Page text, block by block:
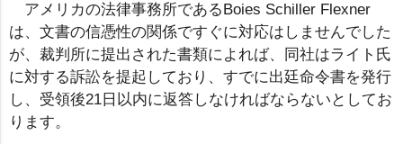
アメリカの法律事務所であるBoies Schiller Flexner
は、文書の信憑性の関係ですぐに対応はしませんでした
が、裁判所に提出された書類によれば、同社はライト氏
に対する訴訟を提起しており、すでに出廷命令書を発行
し、受領後21日以内に返答しなければならないとしてお
ります。